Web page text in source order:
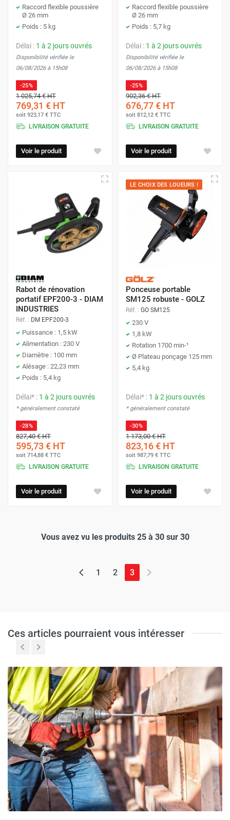
Raccord flexible poussière
Ø 26 mm
Poids : 5 kg
Délai : 1 à 2 jours ouvrés
Disponibilité vérifiée le
06/08/2026 à 15h08
-25%
1 025,74 €HT
769,31 € HT
soit 923,17 € TTC
LIVRAISON GRATUITE
Voir le produit
Raccord flexible poussière
Ø 26 mm
Poids : 5,7 kg
Délai : 1 à 2 jours ouvrés
Disponibilité vérifiée le
06/08/2026 à 15h08
-25%
902,36 €HT
676,77 € HT
soit 812,12 € TTC
LIVRAISON GRATUITE
Voir le produit
Rabot de rénovation
portatif EPF200-3 - DIAM
INDUSTRIES
Réf. : DM EPF200-3
Puissance : 1,5 kW
Alimentation : 230 V
Diamètre : 100 mm
Alésage : 22,23 mm
Poids : 5,4 kg
Délai* : 1 à 2 jours ouvrés
* généralement constaté
-28%
827,40 €HT
595,73 € HT
soit 714,88 € TTC
LIVRAISON GRATUITE
Voir le produit
LE CHOIX DES LOUEURS !
Ponceuse portable
SM125 robuste - GOLZ
Réf. : GO SM125
230 V
1,8 kW
Rotation 1700 min-¹
Ø Plateau ponçage 125 mm
5,4 kg
Délai* : 1 à 2 jours ouvrés
* généralement constaté
-30%
1 173,00 €HT
823,16 € HT
soit 987,79 € TTC
LIVRAISON GRATUITE
Voir le produit
Vous avez vu les produits 25 à 30 sur 30
1 2 3(page actuelle)
Ces articles pourraient vous intéresser